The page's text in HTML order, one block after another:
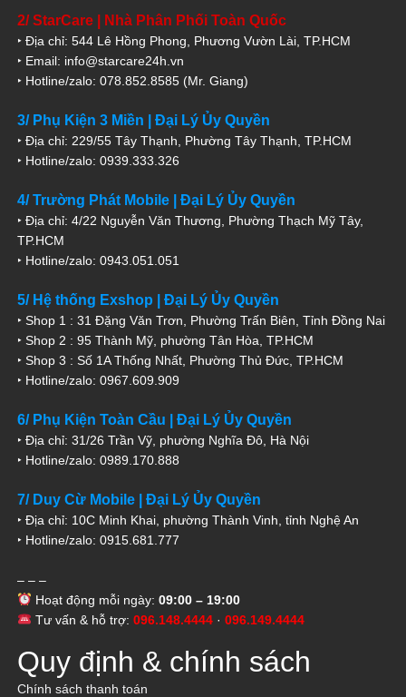
2/ StarCare | Nhà Phân Phối Toàn Quốc
‣ Địa chỉ: 544 Lê Hồng Phong, Phương Vườn Lài, TP.HCM
‣ Email: info@starcare24h.vn
‣ Hotline/zalo: 078.852.8585 (Mr. Giang)
3/ Phụ Kiện 3 Miền | Đại Lý Ủy Quyền
‣ Địa chỉ: 229/55 Tây Thạnh, Phường Tây Thạnh, TP.HCM
‣ Hotline/zalo: 0939.333.326
4/ Trường Phát Mobile | Đại Lý Ủy Quyền
‣ Địa chỉ: 4/22 Nguyễn Văn Thương, Phường Thạch Mỹ Tây,
TP.HCM
‣ Hotline/zalo: 0943.051.051
5/ Hệ thống Exshop | Đại Lý Ủy Quyền
‣ Shop 1 : 31 Đặng Văn Trơn, Phường Trấn Biên, Tỉnh Đồng Nai
‣ Shop 2 : 95 Thành Mỹ, phường Tân Hòa, TP.HCM
‣ Shop 3 : Số 1A Thống Nhất, Phường Thủ Đức, TP.HCM
‣ Hotline/zalo: 0967.609.909
6/ Phụ Kiện Toàn Cầu | Đại Lý Ủy Quyền
‣ Địa chỉ: 31/26 Trần Vỹ, phường Nghĩa Đô, Hà Nội
‣ Hotline/zalo: 0989.170.888
7/ Duy Cừ Mobile | Đại Lý Ủy Quyền
‣ Địa chỉ: 10C Minh Khai, phường Thành Vinh, tỉnh Nghệ An
‣ Hotline/zalo: 0915.681.777
– – –
Hoạt động mỗi ngày: 09:00 – 19:00
Tư vấn & hỗ trợ: 096.148.4444· 096.149.4444
Quy định & chính sách
Chính sách thanh toán